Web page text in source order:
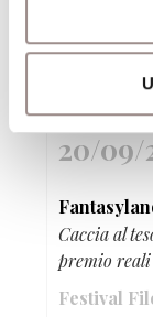
Mostra
Festival
20/09/
Caccia al
premio reali
Festival